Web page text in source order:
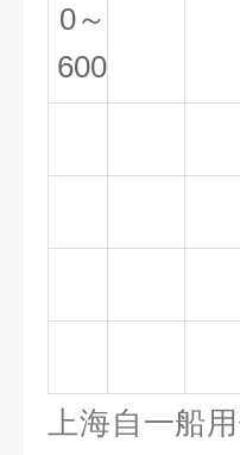
0～
600
上海自一船